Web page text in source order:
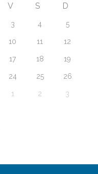
V S D
3 4 5
10 11 12
17 18 19
24 25 26
1 2 3